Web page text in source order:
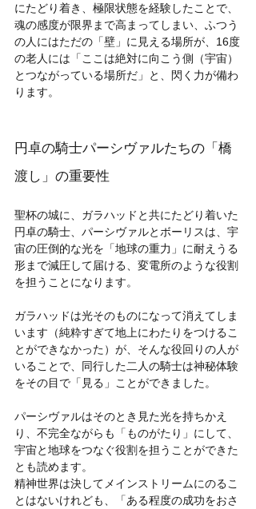
にたどり着き、極限状態を経験したことで、
魂の感度が限界まで高まってしまい、ふつう
の人にはただの「壁」に見える場所が、16度
の老人には「ここは絶対に向こう側（宇宙）
とつながっている場所だ」と、閃く力が備わ
ります。
円卓の騎士パーシヴァルたちの「橋
渡し」の重要性
聖杯の城に、ガラハッドと共にたどり着いた
円卓の騎士、パーシヴァルとボーリスは、宇
宙の圧倒的な光を「地球の重力」に耐えうる
形まで減圧して届ける、変電所のような役割
を担うことになります。
ガラハッドは光そのものになって消えてしま
います（純粋すぎて地上にわたりをつけるこ
とができなかった）が、そんな役回りの人が
いることで、同行した二人の騎士は神秘体験
をその目で「見る」ことができました。
パーシヴァルはそのとき見た光を持ちかえ
り、不完全ながらも「ものがたり」にして、
宇宙と地球をつなぐ役割を担うことができた
とも読めます。
精神世界は決してメインストリームにのるこ
とはないけれども、「ある程度の成功をおさ